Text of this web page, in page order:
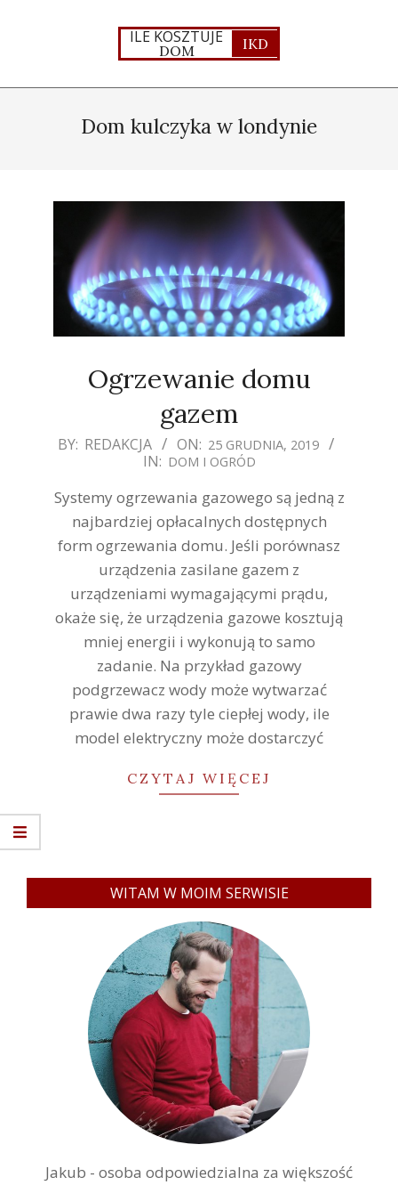
ILE KOSZTUJE
DOM IKD
Dom kulczyka w londynie
Ogrzewanie domu
gazem
2019-
25
BY: REDAKCJA ON: 25 GRUDNIA, 2019
IN: DOM I OGRÓD
Systemy ogrzewania gazowego są jedną z
najbardziej opłacalnych dostępnych
form ogrzewania domu. Jeśli porównasz
urządzenia zasilane gazem z
urządzeniami wymagającymi prądu,
okaże się, że urządzenia gazowe kosztują
mniej energii i wykonują to samo
zadanie. Na przykład gazowy
podgrzewacz wody może wytwarzać
prawie dwa razy tyle ciepłej wody, ile
model elektryczny może dostarczyć
CZYTAJ WIĘCEJ
WITAM W MOIM SERWISIE
Jakub - osoba odpowiedzialna za większość